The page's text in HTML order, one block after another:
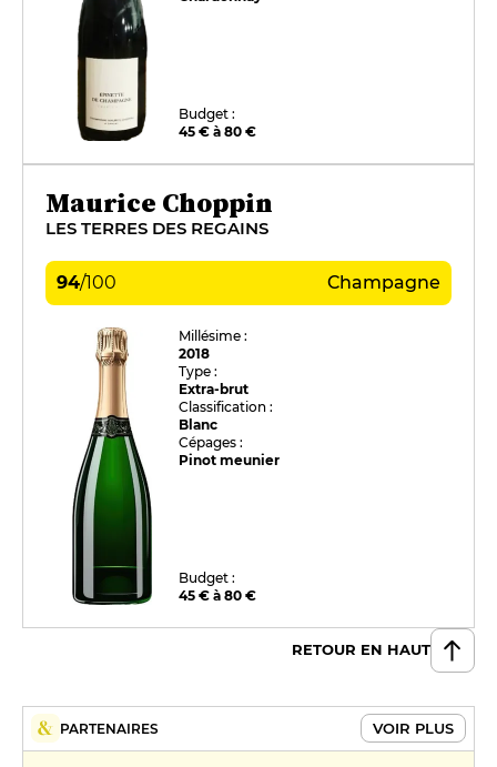
Budget :
45 € à 80 €
Maurice Choppin
LES TERRES DES REGAINS
94/100 Champagne
Millésime :
2018
Type :
Extra-brut
Classification :
Blanc
Cépages :
Pinot meunier
Budget :
45 € à 80 €
RETOUR EN HAUT
PARTENAIRES VOIR PLUS